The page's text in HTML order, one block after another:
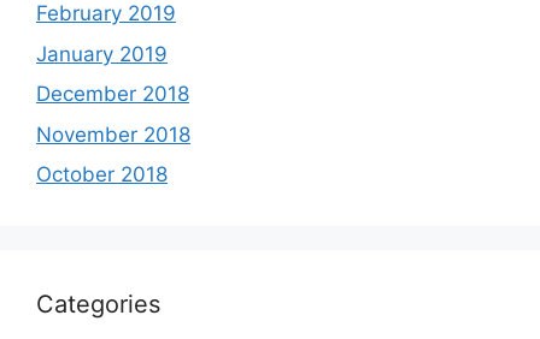
February 2019
January 2019
December 2018
November 2018
October 2018
Categories